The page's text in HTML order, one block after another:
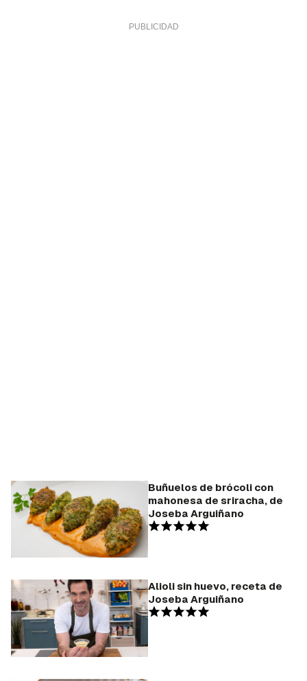
Buñuelos de brócoli con
mahonesa de sriracha, de
Joseba Arguiñano
Alioli sin huevo, receta de
Joseba Arguiñano